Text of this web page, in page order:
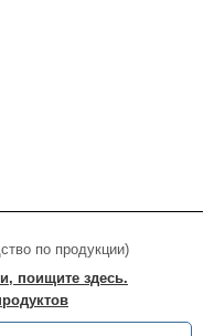
по продукции)
поищите здесь.